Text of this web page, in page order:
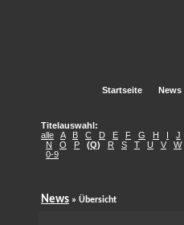
Startseite News
Titelauswahl:
alle
A B C D E F G H I
J
N
O P (Q) R S T U V
W
0-9
News » Übersicht